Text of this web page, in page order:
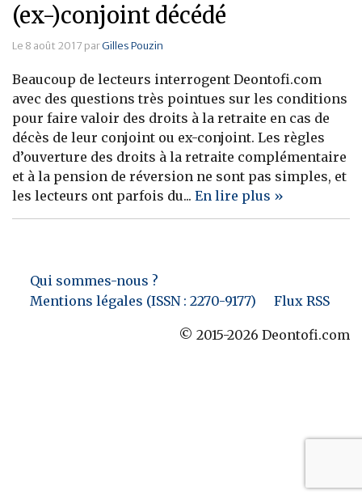
Placements
Assurance Vie
Patrimoine
Immobilier
Banque
(ex-)conjoint décédé
Le 8 août 2017 parGilles Pouzin
Beaucoup de lecteurs interrogent Deontofi.com
avec des questions très pointues sur les conditions
pour faire valoir des droits à la retraite en cas de
décès de leur conjoint ou ex-conjoint. Les règles
d’ouverture des droits à la retraite complémentaire
et à la pension de réversion ne sont pas simples, et
les lecteurs ont parfois du... En lire plus »
Qui sommes-nous ?
Mentions légales (ISSN : 2270-9177)
Flux RSS
© 2015-2026 Deontofi.com